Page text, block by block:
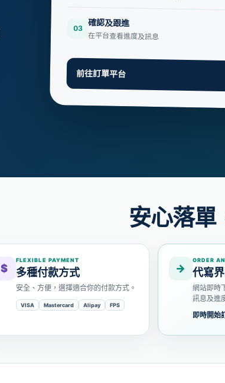
03 確認及跟進
在平台查看進度及訊息
前往訂單平台
安心落單
$
FLEXIBLE PAYMENT
多種付款方式
安全、方便，選擇適合你的付款方式。
VISA Mastercard Alipay FPS
→
ORDER
代寫
網站即時
訊息及進
即時開始